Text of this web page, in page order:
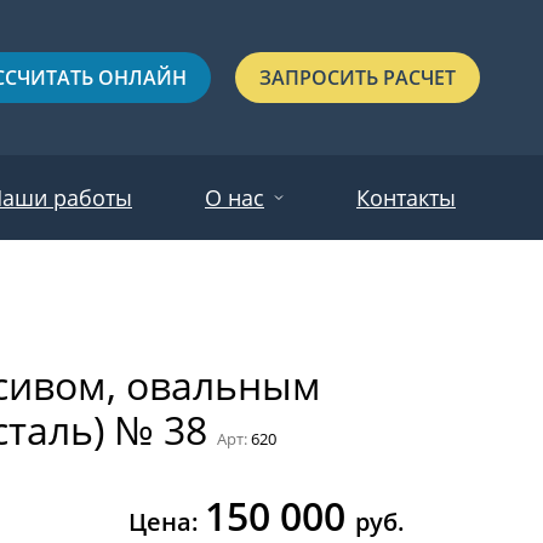
ОНЛАЙН ЗАПРОСИТЬ РАСЧЕТ
Зеленые
С выдавленным рисунком
работы О нас Контакты
овальным
№ 38 Арт:620
Цена: 150 000 руб.